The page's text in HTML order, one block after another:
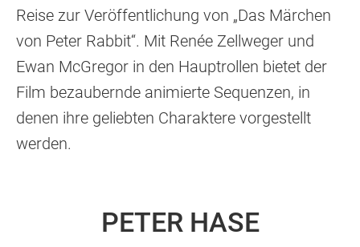
Reise zur Veröffentlichung von „Das Märchen
von Peter Rabbit“. Mit Renée Zellweger und
Ewan McGregor in den Hauptrollen bietet der
Film bezaubernde animierte Sequenzen, in
denen ihre geliebten Charaktere vorgestellt
werden.
PETER HASE